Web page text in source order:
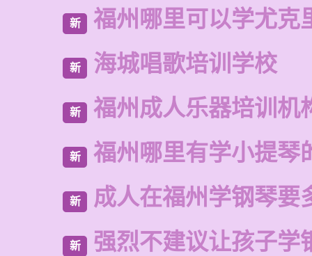
新 福州哪里可以学尤克
新 海城唱歌培训学校
新 福州成人乐器培训机
新 福州哪里有学小提琴
新 成人在福州学钢琴要
新 强烈不建议让孩子学